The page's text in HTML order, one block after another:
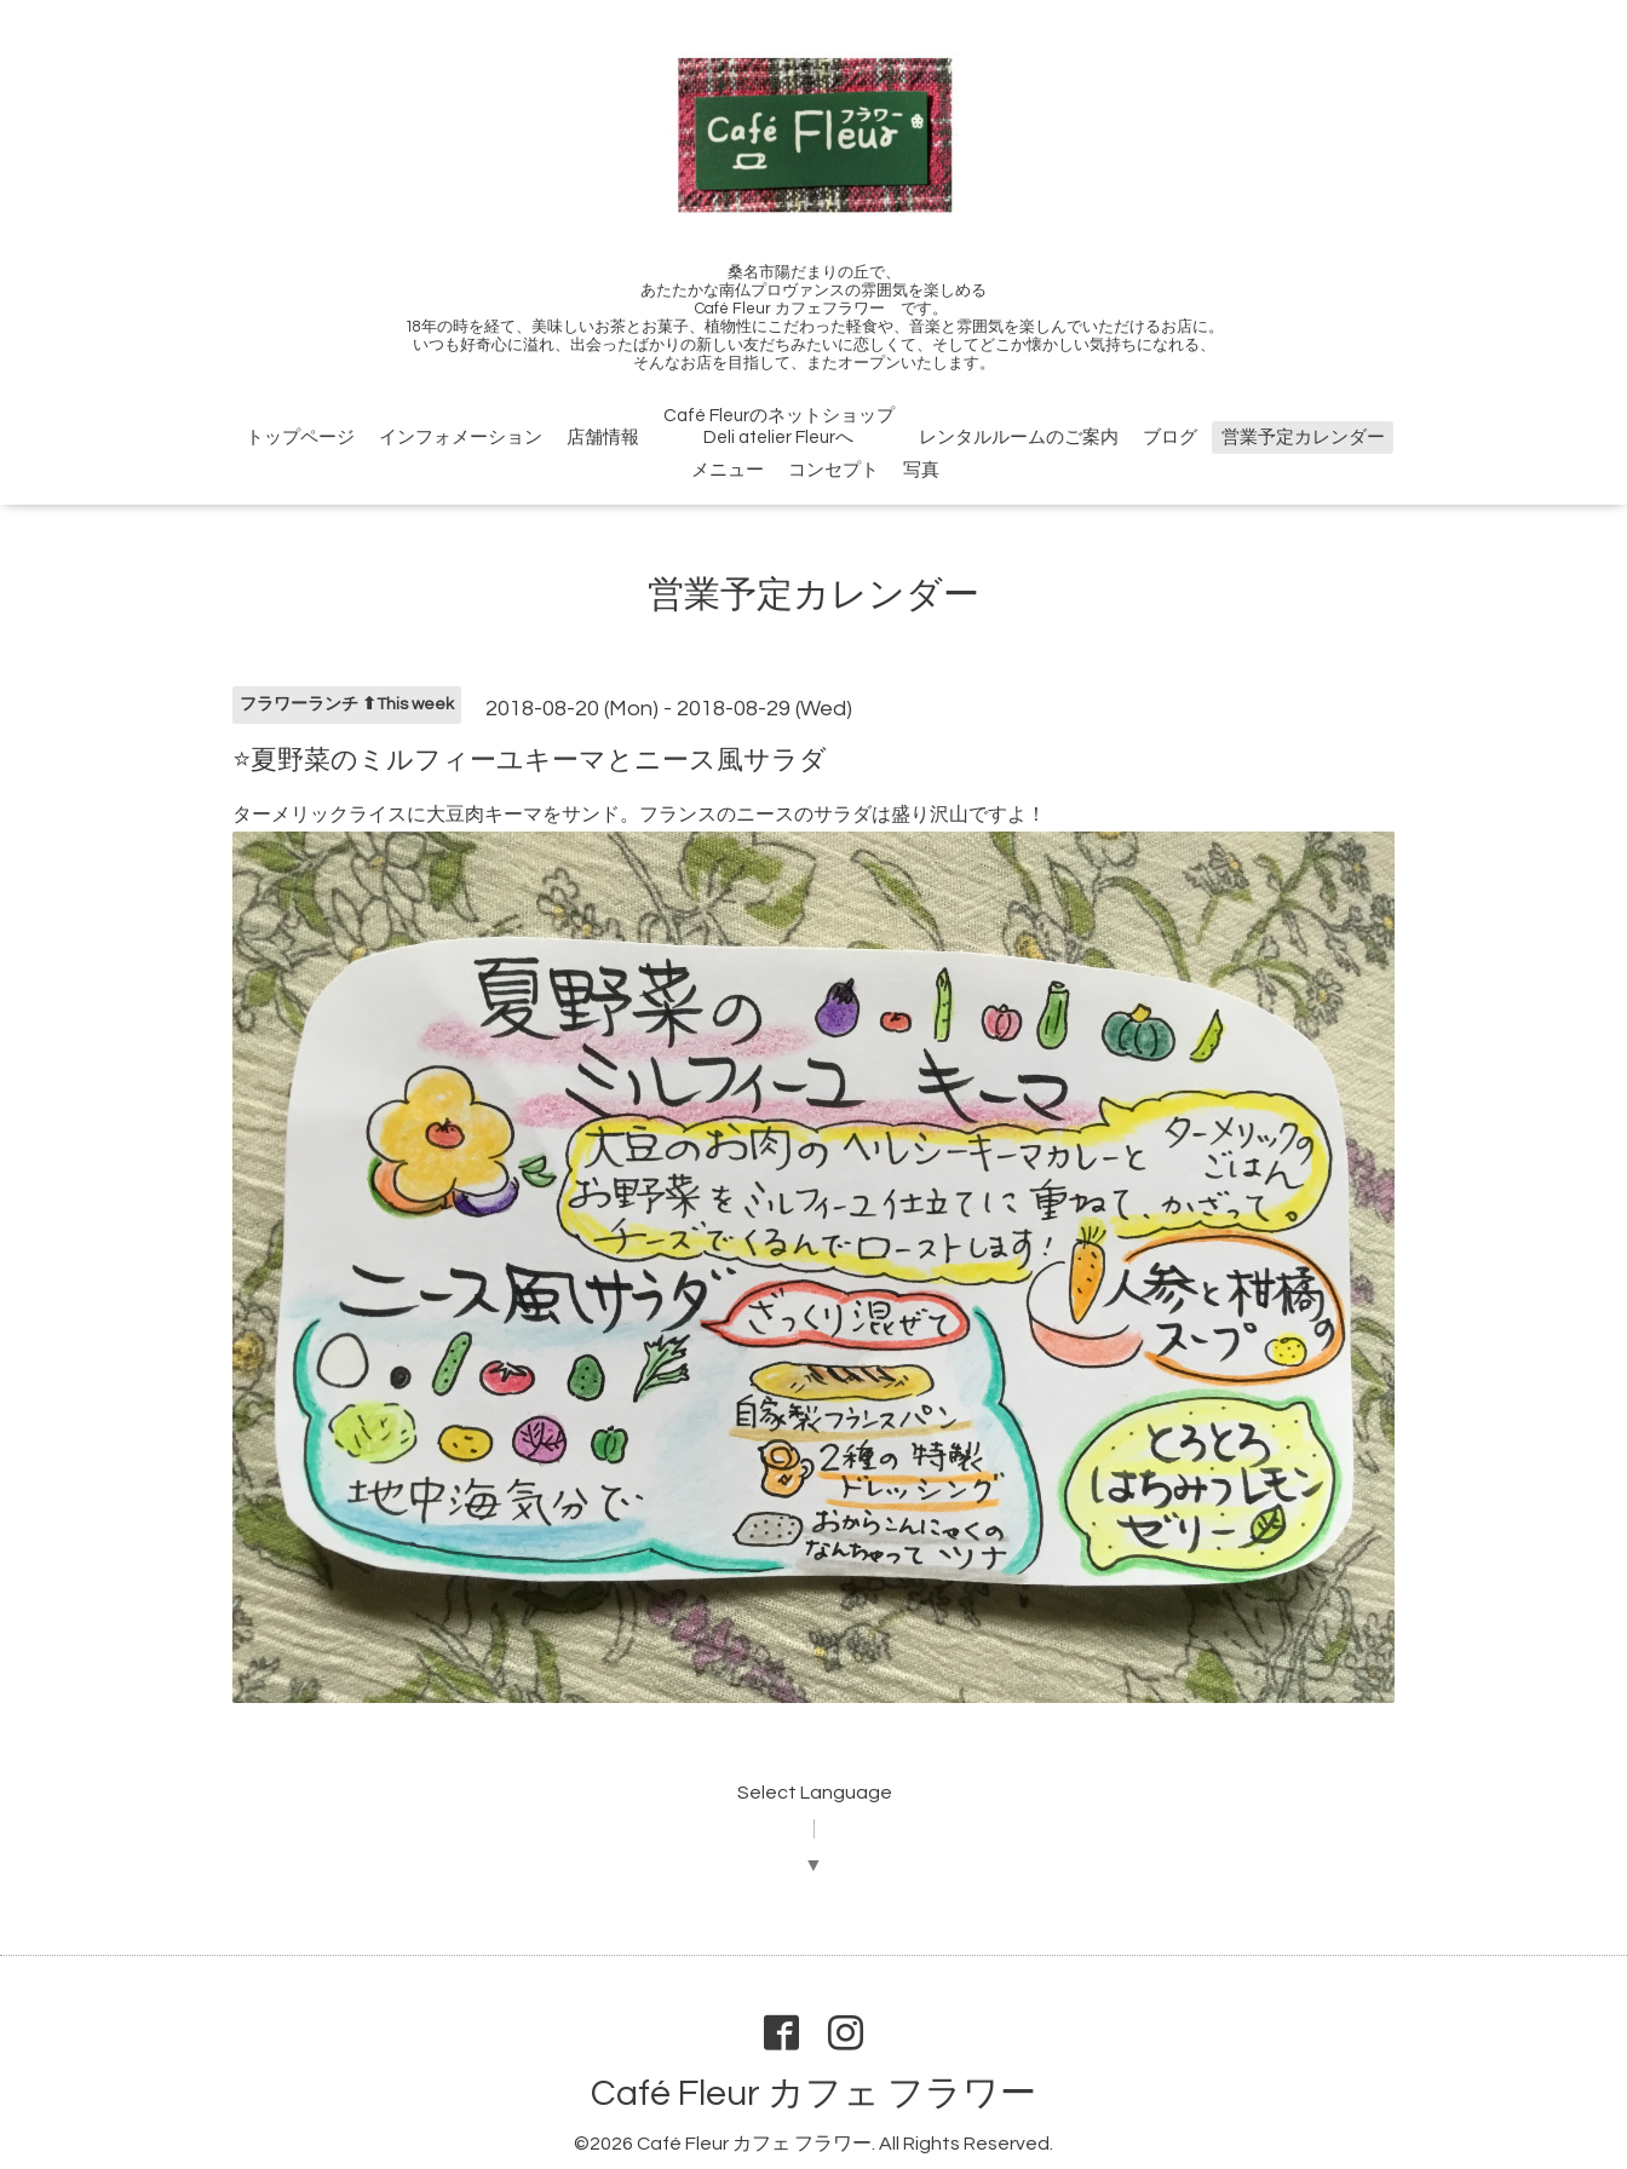
桑名市陽だまりの丘で、
あたたかな南仏プロヴァンスの雰囲気を楽しめる
Café Fleur カフェフラワー です。
18年の時を経て、美味しいお茶とお菓子、植物性にこだわった軽食や、音楽と雰囲気を楽しんでいただけるお店に。
いつも好奇心に溢れ、出会ったばかりの新しい友だちみたいに恋しくて、そしてどこか懐かしい気持ちになれる、
そんなお店を目指して、またオープンいたします。
トップページ インフォメーション 店舗情報
Café Fleurのネットショップ
Deli atelier Fleurへ
レンタルルームのご案内 ブログ
営業予定カレンダー
メニュー
コンセプト 写真
営業予定カレンダー
フラワーランチ ⬆︎This week 2018-08-20 (Mon) - 2018-08-29 (Wed)
⭐️夏野菜のミルフィーユキーマとニース風サラダ
ターメリックライスに大豆肉キーマをサンド。フランスのニースのサラダは盛り沢山ですよ！
Select Language
▼
Café Fleur カフェ フラワー
©2026 Café Fleur カフェ フラワー . All Rights Reserved.